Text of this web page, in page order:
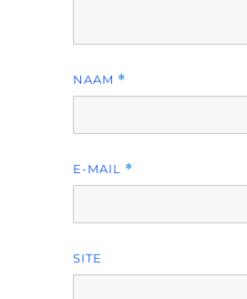
NAAM *
E-MAIL *
SITE